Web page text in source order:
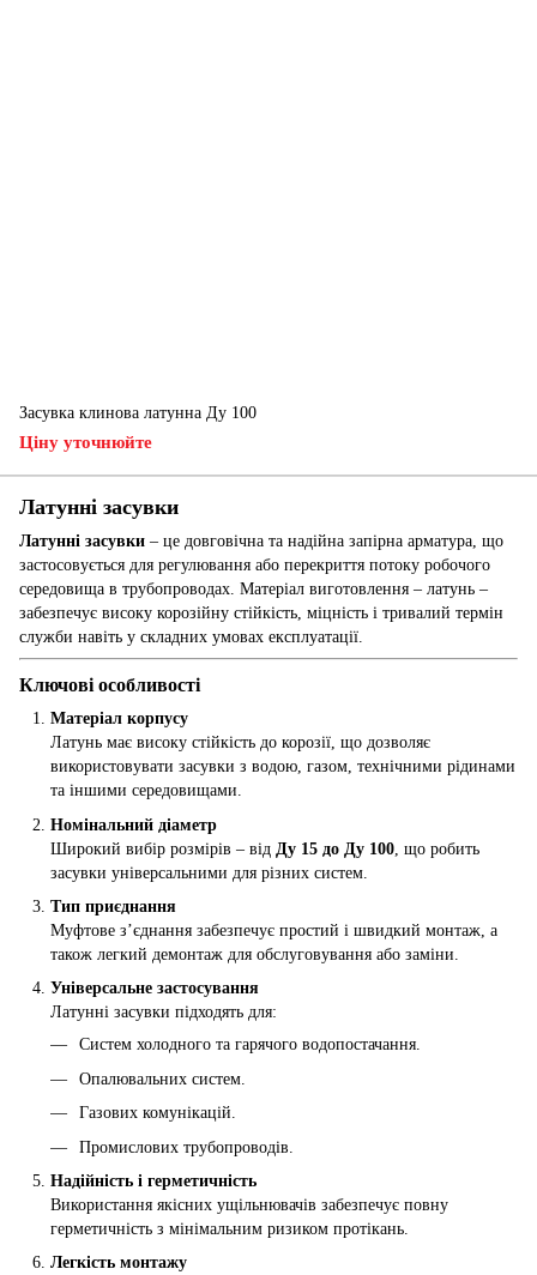
Засувка клинова латунна Ду 100
Ціну уточнюйте
Латунні засувки
Латунні засувки – це довговічна та надійна запірна арматура, що
застосовується для регулювання або перекриття потоку робочого
середовища в трубопроводах. Матеріал виготовлення – латунь –
забезпечує високу корозійну стійкість, міцність і тривалий термін
служби навіть у складних умовах експлуатації.
Ключові особливості
Матеріал корпусу
Латунь має високу стійкість до корозії, що дозволяє
використовувати засувки з водою, газом, технічними рідинами
та іншими середовищами.
Номінальний діаметр
Широкий вибір розмірів – від Ду 15 до Ду 100 , що робить
засувки універсальними для різних систем.
Тип приєднання
Муфтове з’єднання забезпечує простий і швидкий монтаж, а
також легкий демонтаж для обслуговування або заміни.
Універсальне застосування
Латунні засувки підходять для:
Систем холодного та гарячого водопостачання.
Опалювальних систем.
Газових комунікацій.
Промислових трубопроводів.
Надійність і герметичність
Використання якісних ущільнювачів забезпечує повну
герметичність з мінімальним ризиком протікань.
Легкість монтажу